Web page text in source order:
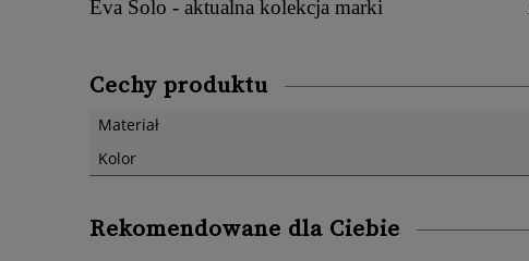
Eva Solo - aktualna kolekcja marki
Cechy produktu
Materiał
Kolor
Rekomendowane dla Ciebie